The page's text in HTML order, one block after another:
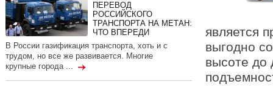
является
выгодно
высоте до
ПЕРЕВОД
РОССИЙСКОГО
ТРАНСПОРТА НА МЕТАН:
ЧТО ВПЕРЕДИ
В России газификация транспорта, хоть и с
трудом, но все же развивается. Многие
крупные города ...